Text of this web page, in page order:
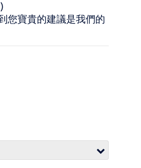
您寶貴的建議是我們的